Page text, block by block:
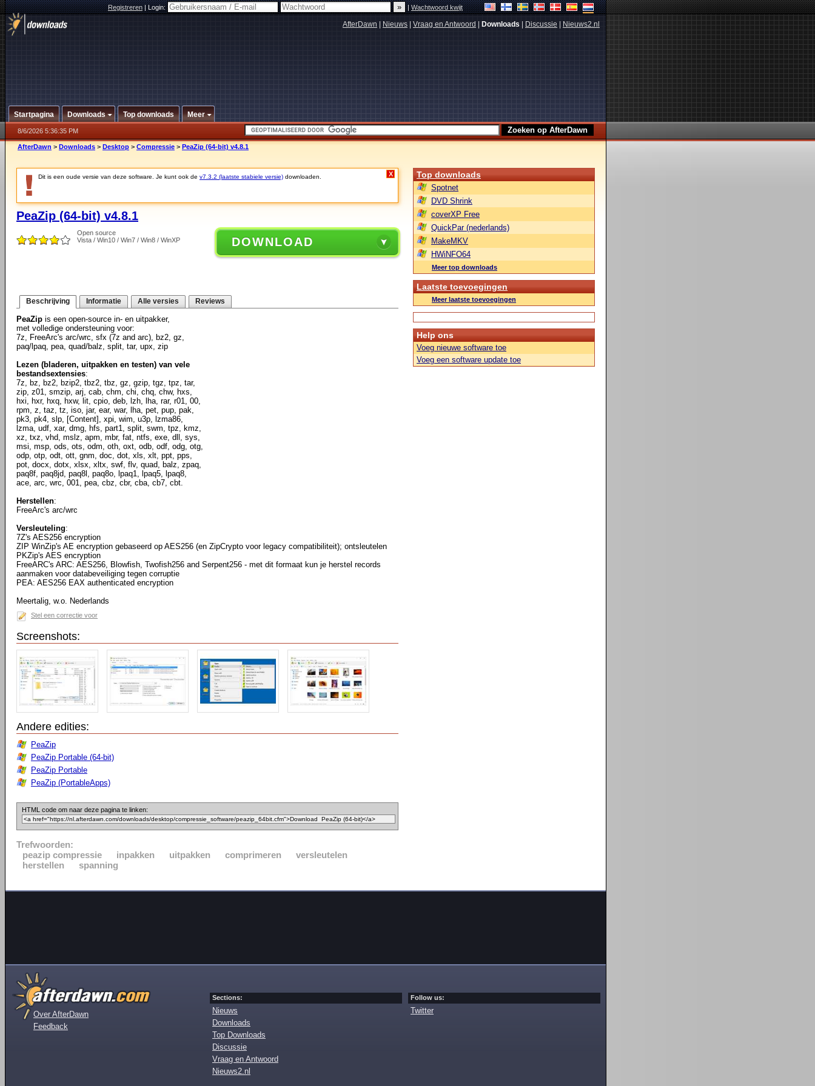
Registreren|Login: |Wachtwoord kwijt
AfterDawn Nieuws Vraag en Antwoord Downloads Discussie Nieuws2.nl
Startpagina Downloads Top downloads Meer
8/6/2026 5:36:35 PM
AfterDawn > Downloads > Desktop > Compressie > PeaZip (64-bit) v4.8.1
Dit is een oude versie van deze software. Je kunt ook de v7.3.2 (laatste stabiele versie) downloaden. X
PeaZip (64-bit) v4.8.1
Open source
Vista / Win10 / Win7 / Win8 / WinXP
DOWNLOAD
Beschrijving Informatie Alle versies Reviews
PeaZip is een open-source in- en uitpakker,
met volledige ondersteuning voor:
7z, FreeArc's arc/wrc, sfx (7z and arc), bz2, gz,
paq/lpaq, pea, quad/balz, split, tar, upx, zip
Lezen (bladeren, uitpakken en testen) van vele
bestandsextensies:
7z, bz, bz2, bzip2, tbz2, tbz, gz, gzip, tgz, tpz, tar,
zip, z01, smzip, arj, cab, chm, chi, chq, chw, hxs,
hxi, hxr, hxq, hxw, lit, cpio, deb, lzh, lha, rar, r01, 00,
rpm, z, taz, tz, iso, jar, ear, war, lha, pet, pup, pak,
pk3, pk4, slp, [Content], xpi, wim, u3p, lzma86,
lzma, udf, xar, dmg, hfs, part1, split, swm, tpz, kmz,
xz, txz, vhd, mslz, apm, mbr, fat, ntfs, exe, dll, sys,
msi, msp, ods, ots, odm, oth, oxt, odb, odf, odg, otg,
odp, otp, odt, ott, gnm, doc, dot, xls, xlt, ppt, pps,
pot, docx, dotx, xlsx, xltx, swf, flv, quad, balz, zpaq,
paq8f, paq8jd, paq8l, paq8o, lpaq1, lpaq5, lpaq8,
ace, arc, wrc, 001, pea, cbz, cbr, cba, cb7, cbt.
Herstellen:
FreeArc's arc/wrc
Versleuteling:
7Z's AES256 encryption
ZIP WinZip's AE encryption gebaseerd op AES256 (en ZipCrypto voor legacy compatibiliteit); ontsleutelen
PKZip's AES encryption
FreeARC's ARC: AES256, Blowfish, Twofish256 and Serpent256 - met dit formaat kun je herstel records
aanmaken voor databeveiliging tegen corruptie
PEA: AES256 EAX authenticated encryption
Meertalig, w.o. Nederlands
Stel een correctie voor
Screenshots:
Andere edities:
PeaZip
PeaZip Portable (64-bit)
PeaZip Portable
PeaZip (PortableApps)
HTML code om naar deze pagina te linken:
Trefwoorden:
peazip compressie
inpakken uitpakken comprimeren
versleutelen
herstellen
spanning
Top downloads
Spotnet
DVD Shrink
coverXP Free
QuickPar (nederlands)
MakeMKV
HWiNFO64
Meer top downloads
Laatste toevoegingen
Meer laatste toevoegingen
Help ons
Voeg nieuwe software toe
Voeg een software update toe
Over AfterDawn
Feedback
Sections:
Nieuws
Downloads
Top Downloads
Discussie
Vraag en Antwoord
Nieuws2.nl
Follow us:
Twitter